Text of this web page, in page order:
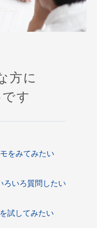
方に
す
をみてみたい
ろいろ質問したい
試してみたい